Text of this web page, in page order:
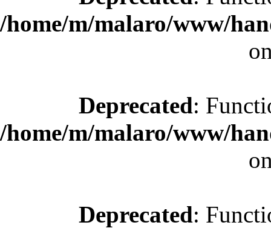
/home/m/malaro/www/
Deprecated:
/home/m/malaro/www/
Deprecated: